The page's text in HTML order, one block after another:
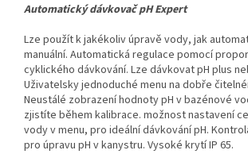
Automatický dávkovač pH Expert
Lze použít k jakékoliv úpravě vody, jak
manuální. Automatická regulace pomocí
cyklického dávkování. Lze dávkovat pH plus
Uživatelsky jednoduché menu na dobře
Neustálé zobrazení hodnoty pH v bazénové
zjistíte během kalibrace. možnost nastavení
vody v menu, pro ideální dávkování pH.
pro úpravu pH v kanystru. Vysoké krytí IP 65.